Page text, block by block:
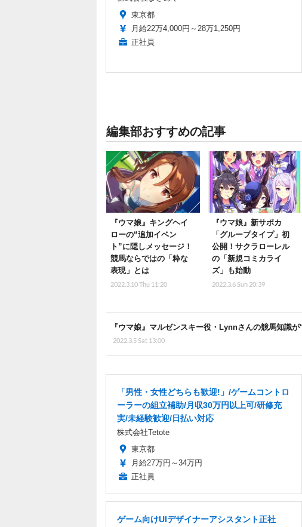
東京都
月給22万4,000円～28万1,250円
正社員
編集部おすすめの記事
『ウマ娘』キングヘイ
ローの“追加イベン
ト”に隠しメッセージ！
競馬ならではの「粋な
表現」とは
2022.3.10 Thu 11:20
『ウマ娘』新サポカ
「グループタイプ」初
公開！サクラローレル
の「新規コミカライ
ズ」も始動
2022.3.6 Sun 20:39
『ウマ娘』マルゼンスキー役・Lynnさんの競馬知識
2022.3.5 Sat 13:00
「男性・女性どちらも歓迎!」/ゲームコントロ
ーラーの組立補助/月収30万円以上可/研修充
実/未経験歓迎/日払い対応
株式会社Tetote
東京都
月給27万円～34万円
正社員
ゲーム向けUIデザイナーアシスタント正社